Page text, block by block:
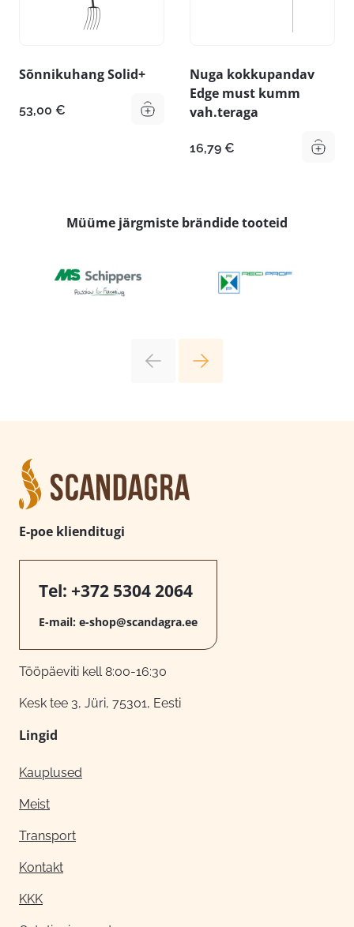
Sõnnikuhang Solid+
53,00 €
Nuga kokkupandav
Edge must kumm
vah.teraga
16,79 €
Müüme järgmiste brändide tooteid
E-poe klienditugi
Tel: +372 5304 2064
E-mail: e-shop@scandagra.ee
Tööpäeviti kell 8:00-16:30
Kesk tee 3, Jüri, 75301, Eesti
Lingid
Kauplused
Meist
Transport
Kontakt
KKK